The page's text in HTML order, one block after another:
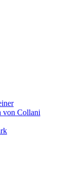
von Collani